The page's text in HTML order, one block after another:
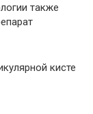
также
кисте